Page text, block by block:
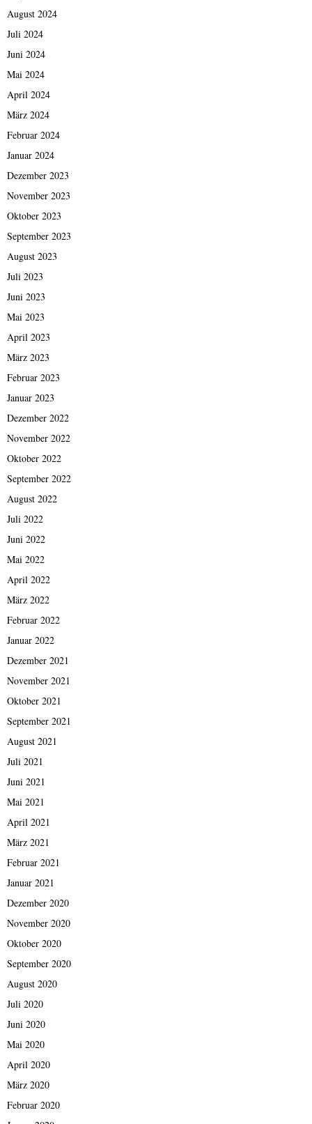
August 2024
Juli 2024
Juni 2024
Mai 2024
April 2024
März 2024
Februar 2024
Januar 2024
Dezember 2023
November 2023
Oktober 2023
September 2023
August 2023
Juli 2023
Juni 2023
Mai 2023
April 2023
März 2023
Februar 2023
Januar 2023
Dezember 2022
November 2022
Oktober 2022
September 2022
August 2022
Juli 2022
Juni 2022
Mai 2022
April 2022
März 2022
Februar 2022
Januar 2022
Dezember 2021
November 2021
Oktober 2021
September 2021
August 2021
Juli 2021
Juni 2021
Mai 2021
April 2021
März 2021
Februar 2021
Januar 2021
Dezember 2020
November 2020
Oktober 2020
September 2020
August 2020
Juli 2020
Juni 2020
Mai 2020
April 2020
März 2020
Februar 2020